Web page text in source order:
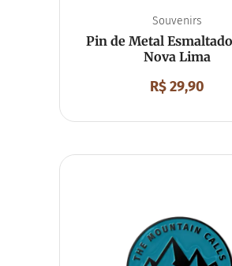
Souvenirs
Pin de Metal
Nova Lima
R$29,90